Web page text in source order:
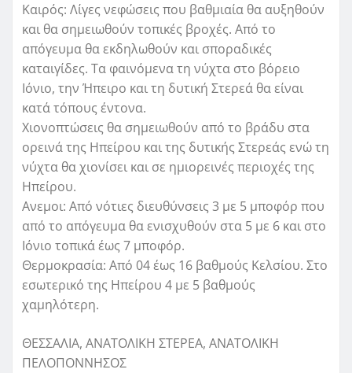
Καιρός: Λίγες νεφώσεις που βαθμιαία θα αυξηθούν
και θα σημειωθούν τοπικές βροχές. Από το
απόγευμα θα εκδηλωθούν και σποραδικές
καταιγίδες. Τα φαινόμενα τη νύχτα στο βόρειο
Ιόνιο, την Ήπειρο και τη δυτική Στερεά θα είναι
κατά τόπους έντονα.
Χιονοπτώσεις θα σημειωθούν από το βράδυ στα
ορεινά της Ηπείρου και της δυτικής Στερεάς ενώ τη
νύχτα θα χιονίσει και σε ημιορεινές περιοχές της
Ηπείρου.
Ανεμοι: Από νότιες διευθύνσεις 3 με 5 μποφόρ που
από το απόγευμα θα ενισχυθούν στα 5 με 6 και στο
Ιόνιο τοπικά έως 7 μποφόρ.
Θερμοκρασία: Από 04 έως 16 βαθμούς Κελσίου. Στο
εσωτερικό της Ηπείρου 4 με 5 βαθμούς
χαμηλότερη.
ΘΕΣΣΑΛΙΑ, ΑΝΑΤΟΛΙΚΗ ΣΤΕΡΕΑ, ΑΝΑΤΟΛΙΚΗ
ΠΕΛΟΠΟΝΝΗΣΟΣ